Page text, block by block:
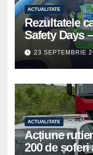
ACTUALITATE
Rezultatele
Safety Days
trafic
23 SEPTEMBRIE
ACTUALITATE
Acțiune
200 de